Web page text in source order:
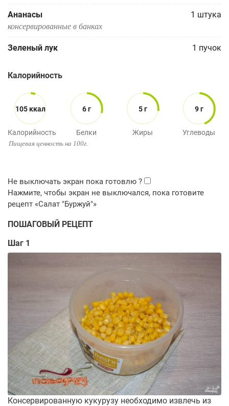
Ананасы 1 штука
консервированные в банках
Зеленый лук 1 пучок
Калорийность
105 ккал
Калорийность
6 г
Белки
5 г
Жиры
9 г
Углеводы
Пищевая ценность на 100г.
ПОШАГОВЫЙ РЕЦЕПТ
Шаг 1
Консервированную кукурузу необходимо извлечь из